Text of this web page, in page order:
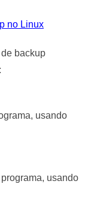
no Linux
backup
usando
usando